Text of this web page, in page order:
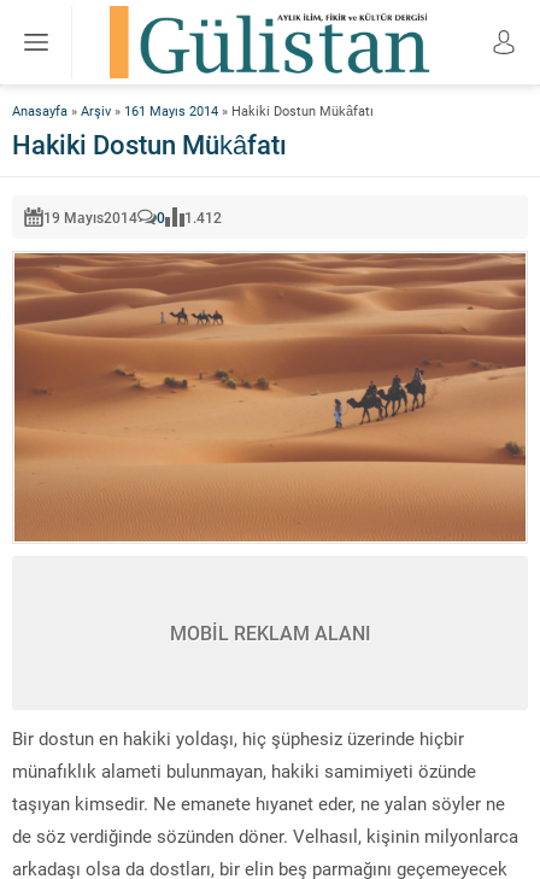
Anasayfa » Arşiv » 161 Mayıs 2014 » Hakiki Dostun Mükâfatı
Hakiki Dostun Mükâfatı
19 Mayıs2014 0 1.412
MOBİL REKLAM ALANI
Bir dostun en hakiki yoldaşı, hiç şüphesiz üzerinde hiçbir
münafıklık alameti bulunmayan, hakiki samimiyeti özünde
taşıyan kimsedir. Ne emanete hıyanet eder, ne yalan söyler ne
de söz verdiğinde sözünden döner. Velhasıl, kişinin milyonlarca
arkadaşı olsa da dostları, bir elin beş parmağını geçemeyecek